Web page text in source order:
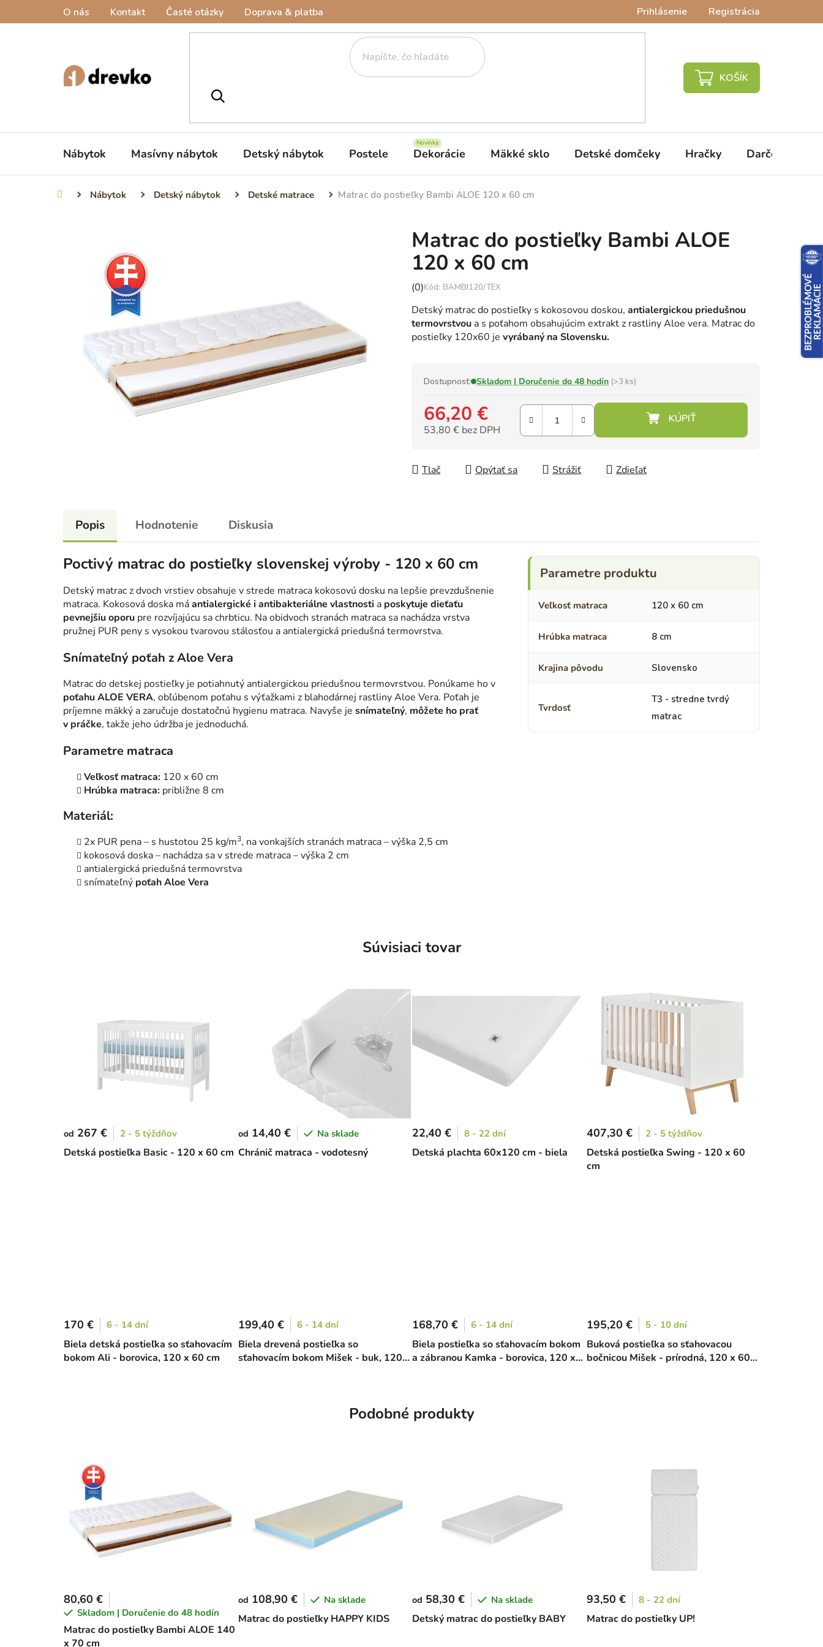
O nás Kontakt Časté otázky Doprava & platba Prihlásenie Registrácia
NÁKUPNÝ
Nábytok Masívny nábytok Detský nábytok Postele Dekorácie Mäkké sklo Detské domčeky Hračky Darčeky
Domov Nábytok Detský nábytok Detské matrace Matrac do postieľky Bambi ALOE 120 x 60 cm
Matrac do postieľky Bambi ALOE
120 x 60 cm
Priemerné
produktu
je
0,0
hviezdičiek.
(0) BAMBI120/TEX
Detský matrac do postieľky s kokosovou doskou, antialergickou priedušnou
termovrstvou a s poťahom obsahujúcim extrakt z rastliny Aloe vera. Matrac do
postieľky 120x60 je vyrábaný na Slovensku.
Dostupnosť: Skladom | Doručenie do 48 hodín (>3 ks)
66,20 €
53,80 € bez DPH
Tlač
Opýtať sa Strážiť Zdieľať
Popis Hodnotenie Diskusia
Poctivý matrac do postieľky slovenskej výroby - 120 x 60 cm
Detský matrac z dvoch vrstiev obsahuje v strede matraca kokosovú dosku na lepšie prevzdušnenie
matraca. Kokosová doska máantialergické i antibakteriálne vlastnosti a poskytuje dieťaťu
pevnejšiu oporu pre rozvíjajúcu sa chrbticu. Na obidvoch stranách matraca sa nachádza vrstva
pružnej PUR peny s vysokou tvarovou stálosťou a antialergická priedušná termovrstva.
Snímateľný poťah z Aloe Vera
Matrac do detskej postieľky je potiahnutý antialergickou priedušnou termovrstvou. Ponúkame ho v
poťahu ALOE VERA, obľúbenom poťahu s výťažkami z blahodárnej rastliny Aloe Vera. Poťah je
príjemne mäkký a zaručuje dostatočnú hygienu matraca. Navyše je snímateľný, môžete ho prať
v práčke, takže jeho údržba je jednoduchá.
Parametre matraca
Veľkosť matraca: 120 x 60 cm
Hrúbka matraca: približne 8 cm
Materiál:
2x PUR pena – s hustotou 25 kg/m3, na vonkajších stranách matraca – výška 2,5 cm
kokosová doska – nachádza sa v strede matraca – výška 2 cm
antialergická priedušná termovrstva
snímateľný poťah Aloe Vera
Veľkosť matraca 120 x 60 cm
Hrúbka matraca 8 cm
Krajina pôvodu Slovensko
Tvrdosť
T3 - stredne tvrdý
matrac
Súvisiaci tovar
Detská postieľka Basic - 120 x 60 cm
od 267 € 2 - 5 týždňov
Chránič matraca - vodotesný
od 14,40 € Na sklade
Detská plachta 60x120 cm - biela
22,40 € 8 - 22 dní
Detská postieľka Swing - 120 x 60
cm
407,30 € 2 - 5 týždňov
Biela detská postieľka so sťahovacím
bokom Ali - borovica, 120 x 60 cm
170 € 6 - 14 dní
Biela drevená postieľka so
sťahovacím bokom Mišek - buk, 120 x
199,40 € 6 - 14 dní
Biela postieľka so sťahovacím bokom
a zábranou Kamka - borovica, 120 x
168,70 € 6 - 14 dní
Buková postieľka so sťahovacou
bočnicou Mišek - prírodná, 120 x 60
195,20 € 5 - 10 dní
Podobné produkty
Matrac do postieľky Bambi ALOE 140
x 70 cm
80,60 €
Skladom | Doručenie do 48 hodín Matrac do postieľky HAPPY KIDS
od 108,90 € Na sklade
Detský matrac do postieľky BABY
od 58,30 € Na sklade
Matrac do postieľky UP!
93,50 € 8 - 22 dní